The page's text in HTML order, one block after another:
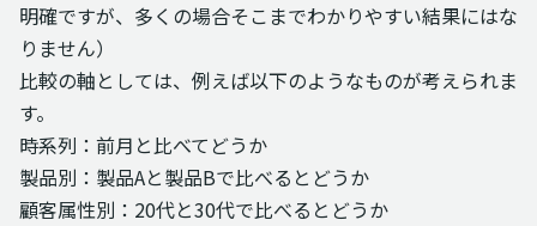
明確ですが、多くの場合そこまでわかりやすい結果にはな
りません）
比較の軸としては、例えば以下のようなものが考えられま
す。
時系列：前月と比べてどうか
製品別：製品Aと製品Bで比べるとどうか
顧客属性別：20代と30代で比べるとどうか